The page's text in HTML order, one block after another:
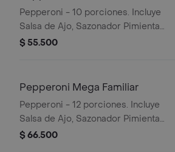
Pepperoni - 10 porciones. Incluye
Salsa de Ajo, Sazonador Pimienta
Roja y Pepperoncini.
$ 55.500
Pepperoni Mega Familiar
Pepperoni - 12 porciones. Incluye
Salsa de Ajo, Sazonador Pimienta
Roja y Pepperoncini.
$ 66.500